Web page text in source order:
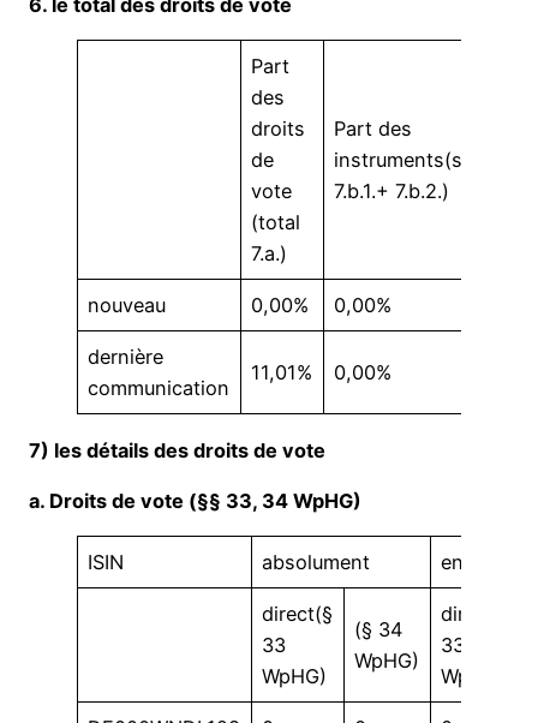
6. le total des droits de vote
Part
des
droits
de
vote
(total
7.a.)
Part des
instruments(somme
7.b.1.+ 7.b.2.)
nouveau 0,00% 0,00%
dernière
communication
11,01% 0,00%
7) les détails des droits de vote
a. Droits de vote (§§ 33, 34 WpHG)
ISIN absolument en %
direct(§
33
WpHG)
(§ 34
WpHG)
direct(§
33
WpHG)